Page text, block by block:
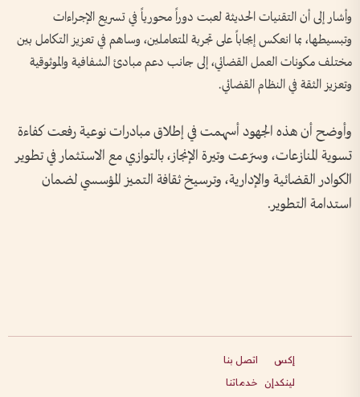
وأشار إلى أن التقنيات الحديثة لعبت دوراً محورياً في تسريع الإجراءات
وتبسيطها، بما انعكس إيجاباً على تجربة المتعاملين، وساهم في تعزيز التكامل بين
مختلف مكونات العمل القضائي، إلى جانب دعم مبادئ الشفافية والموثوقية
وتعزيز الثقة في النظام القضائي.
وأوضح أن هذه الجهود أسهمت في إطلاق مبادرات نوعية رفعت كفاءة
تسوية المنازعات، وسرّعت وتيرة الإنجاز، بالتوازي مع الاستثمار في تطوير
الكوادر القضائية والإدارية، وترسيخ ثقافة التميز المؤسسي لضمان
استدامة التطوير.
إكس
لينكدإن
اتصل بنا
خدماتنا